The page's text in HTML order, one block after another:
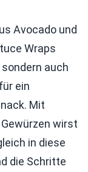
Avocado und
Wraps
auch
ein
Mit
wirst
in diese
die Schritte